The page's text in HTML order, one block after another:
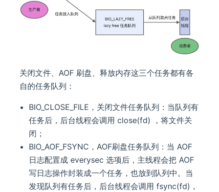
关闭文件、AOF 刷盘、释放内存这三个任务都有各
自的任务队列：
BIO_CLOSE_FILE，关闭文件任务队列：当队列有
任务后，后台线程会调用 close(fd) ，将文件关
闭；
BIO_AOF_FSYNC，AOF刷盘任务队列：当 AOF
日志配置成 everysec 选项后，主线程会把 AOF
写日志操作封装成一个任务，也放到队列中。当
发现队列有任务后，后台线程会调用 fsync(fd)，